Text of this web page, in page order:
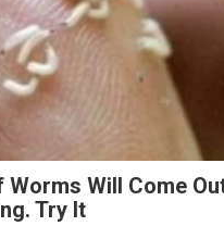
Worms Will Come
Try It